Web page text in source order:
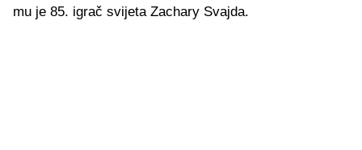
mu je 85. igrač svijeta Zachary Svajda.